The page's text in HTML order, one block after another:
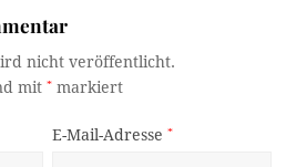
nicht veröffentlicht.
mit* markiert
E-Mail-Adresse*